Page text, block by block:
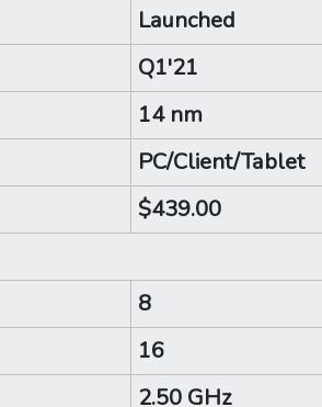
Launched
Q1'21
14 nm
PC/Client/Tablet
$439.00
8
16
2.50 GHz